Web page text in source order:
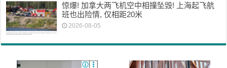
惊爆! 加拿大两飞机空中相撞坠毁! 上海起飞航
班也出险情, 仅相距20米
2026-08-05